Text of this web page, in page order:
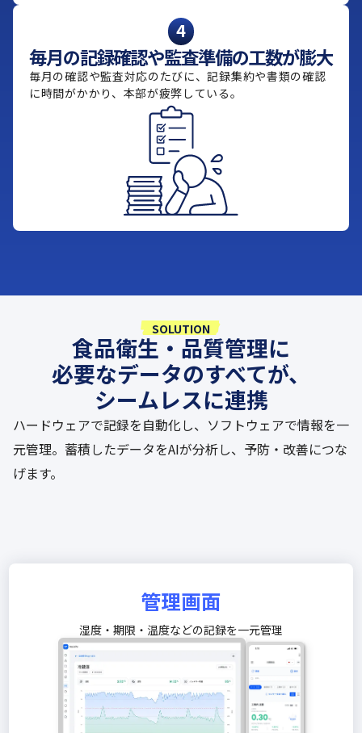
4
毎月の記録確認や監査準備の工数が膨大
毎月の確認や監査対応のたびに、記録集約や書類の確認
に時間がかかり、本部が疲弊している。
SOLUTION
食品衛生・品質管理に
必要なデータのすべてが、
シームレスに連携
ハードウェアで記録を自動化し、ソフトウェアで情報を一
元管理。蓄積したデータをAIが分析し、予防・改善につな
げます。
管理画面
湿度・期限・温度などの記録を一元管理